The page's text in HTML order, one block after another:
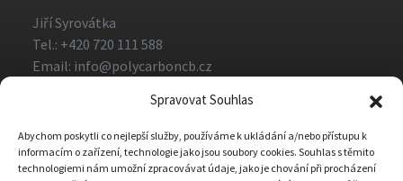
Spravovat Souhlas
Abychom poskytli co nejlepší služby, používáme k ukládání a/nebo přístupu k
informacím o zařízení, technologie jako jsou soubory cookies. Souhlas s těmito
technologiemi nám umožní zpracovávat údaje, jako je chování při procházení
Jiří Syrovátka
Tel.: +420 720 111 588
Email: info@polycarboncb.cz
Všechna práva vyhrazena PergolyCB.cz · © 2026 |